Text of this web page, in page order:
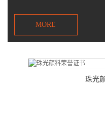
MORE
珠光